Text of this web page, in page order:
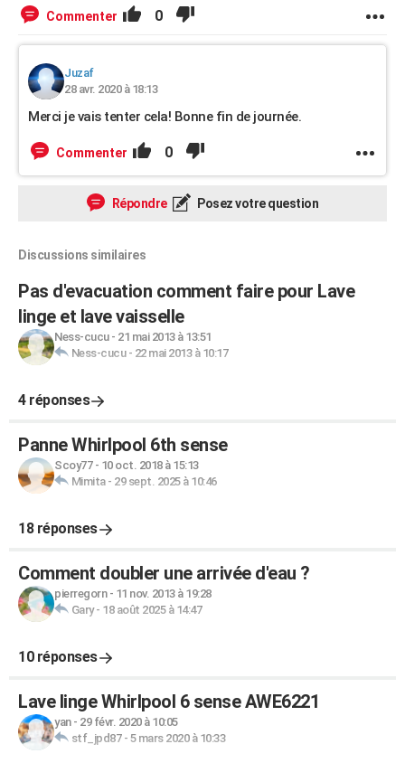
Commenter 0
Juzaf
28 avr. 2020 à 18:13
Merci je vais tenter cela! Bonne fin de journée.
Commenter 0
Répondre Posez votre question
Discussions similaires
Pas d'evacuation comment faire pour Lave
linge et lave vaisselle
Ness-cucu- 21 mai 2013 à 13:51
Ness-cucu- 22 mai 2013 à 10:17
4 réponses
Panne Whirlpool 6th sense
Scoy77- 10 oct. 2018 à 15:13
Mimita- 29 sept. 2025 à 10:46
18 réponses
Comment doubler une arrivée d'eau ?
pierregorn- 11 nov. 2013 à 19:28
Gary- 18 août 2025 à 14:47
10 réponses
Lave linge Whirlpool 6 sense AWE6221
yan- 29 févr. 2020 à 10:05
stf_jpd87- 5 mars 2020 à 10:33